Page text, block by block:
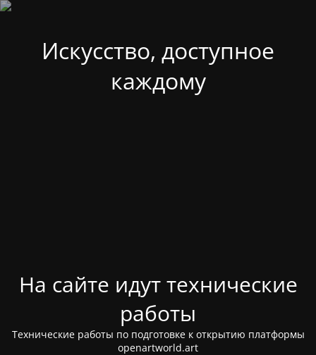
Искусство, доступное
каждому
На сайте идут технические
работы
Технические работы по подготовке к открытию платформы
openartworld.art